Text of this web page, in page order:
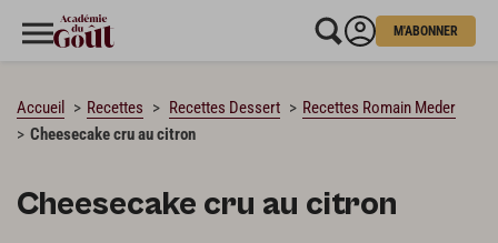
M'ABONNER
Accueil Recettes Recettes Dessert
Recettes Romain Meder
Cheesecake cru au citron
Cheesecake cru au citron
CHARGEMENT…